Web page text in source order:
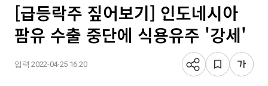
[급등락주 짚어보기] 인도네시아
팜유 수출 중단에 식용유주 '강세'
입력 2022-04-25 16:20